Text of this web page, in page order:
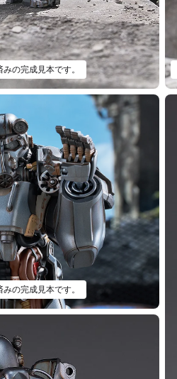
の完成見本です。
の完成見本です。